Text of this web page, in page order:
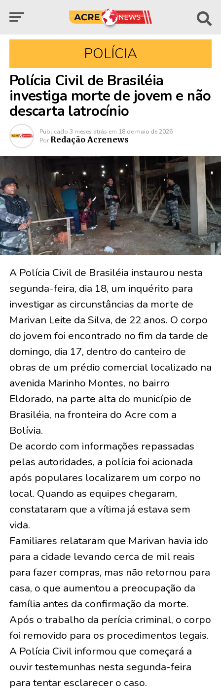
POLÍCIA
Polícia Civil de Brasiléia
investiga morte de jovem e não
descarta latrocínio
Publicado 3 meses atrás em 18 de maio de 2026
Por Redação Acrenews
A Polícia Civil de Brasiléia instaurou nesta
segunda-feira, dia 18, um inquérito para
investigar as circunstâncias da morte de
Marivan Leite da Silva, de 22 anos. O corpo
do jovem foi encontrado no fim da tarde de
domingo, dia 17, dentro do canteiro de
obras de um prédio comercial localizado na
avenida Marinho Montes, no bairro
Eldorado, na parte alta do município de
Brasiléia, na fronteira do Acre com a
Bolívia.
De acordo com informações repassadas
pelas autoridades, a polícia foi acionada
após populares localizarem um corpo no
local. Quando as equipes chegaram,
constataram que a vítima já estava sem
vida.
Familiares relataram que Marivan havia ido
para a cidade levando cerca de mil reais
para fazer compras, mas não retornou para
casa, o que aumentou a preocupação da
família antes da confirmação da morte.
Após o trabalho da perícia criminal, o corpo
foi removido para os procedimentos legais.
A Polícia Civil informou que começará a
ouvir testemunhas nesta segunda-feira
para tentar esclarecer o caso.